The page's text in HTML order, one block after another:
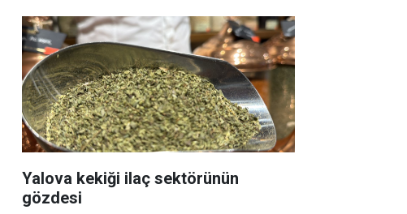
Yalova kekiği ilaç sektörünün
gözdesi